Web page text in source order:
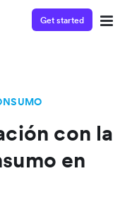
Get started
con la
en